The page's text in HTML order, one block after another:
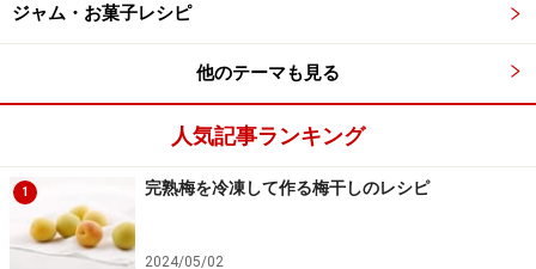
ジャム・お菓子レシピ
他のテーマも見る
人気記事ランキング
1 完熟梅を冷凍して作る梅干しのレシピ
2024/05/02